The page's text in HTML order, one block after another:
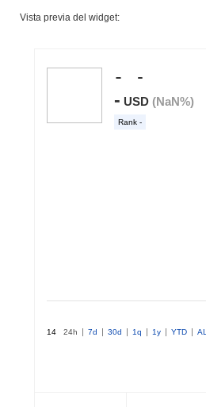
Vista previa del widget: